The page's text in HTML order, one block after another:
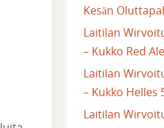
Kesän
Laitilan
– Kukko Red Ale
Laitilan
– Kukko Helles
Laitilan